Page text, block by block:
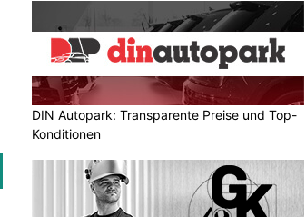
DIN Autopark: Transparente Preise und Top-
Konditionen